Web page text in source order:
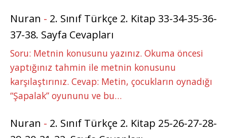
Nuran - 2. Sınıf Türkçe 2. Kitap 33-34-35-36-
37-38. Sayfa Cevapları
Soru: Metnin konusunu yazınız. Okuma öncesi
yaptığınız tahmin ile metnin konusunu
karşılaştırınız. Cevap: Metin, çocukların oynadığı
“Şapalak” oyununu ve bu…
Nuran - 2. Sınıf Türkçe 2. Kitap 25-26-27-28-